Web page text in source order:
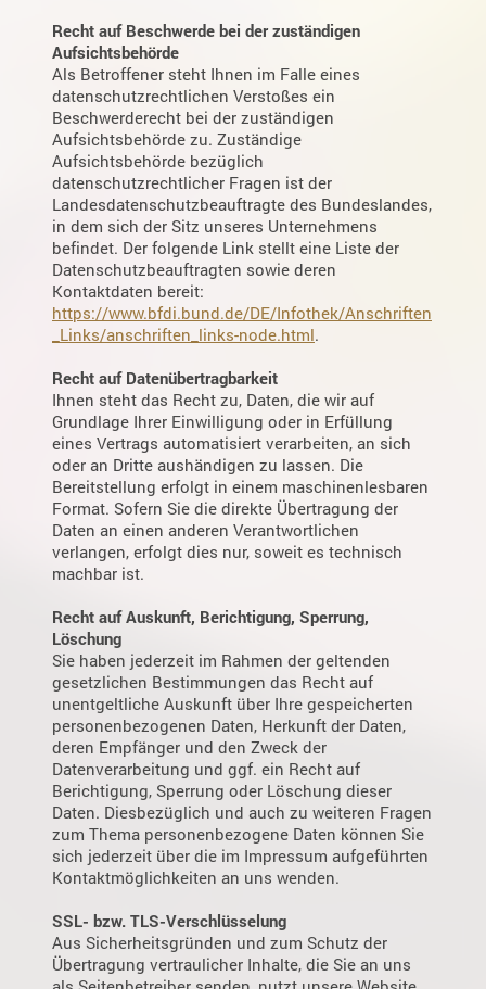
Recht auf Beschwerde bei der zuständigen
Aufsichtsbehörde
Als Betroffener steht Ihnen im Falle eines
datenschutzrechtlichen Verstoßes ein
Beschwerderecht bei der zuständigen
Aufsichtsbehörde zu. Zuständige
Aufsichtsbehörde bezüglich
datenschutzrechtlicher Fragen ist der
Landesdatenschutzbeauftragte des Bundeslandes,
in dem sich der Sitz unseres Unternehmens
befindet. Der folgende Link stellt eine Liste der
Datenschutzbeauftragten sowie deren
Kontaktdaten bereit:
https://www.bfdi.bund.de/DE/Infothek/Anschriften
_Links/anschriften_links-node.html.
Recht auf Datenübertragbarkeit
Ihnen steht das Recht zu, Daten, die wir auf
Grundlage Ihrer Einwilligung oder in Erfüllung
eines Vertrags automatisiert verarbeiten, an sich
oder an Dritte aushändigen zu lassen. Die
Bereitstellung erfolgt in einem maschinenlesbaren
Format. Sofern Sie die direkte Übertragung der
Daten an einen anderen Verantwortlichen
verlangen, erfolgt dies nur, soweit es technisch
machbar ist.
Recht auf Auskunft, Berichtigung, Sperrung,
Löschung
Sie haben jederzeit im Rahmen der geltenden
gesetzlichen Bestimmungen das Recht auf
unentgeltliche Auskunft über Ihre gespeicherten
personenbezogenen Daten, Herkunft der Daten,
deren Empfänger und den Zweck der
Datenverarbeitung und ggf. ein Recht auf
Berichtigung, Sperrung oder Löschung dieser
Daten. Diesbezüglich und auch zu weiteren Fragen
zum Thema personenbezogene Daten können Sie
sich jederzeit über die im Impressum aufgeführten
Kontaktmöglichkeiten an uns wenden.
SSL- bzw. TLS-Verschlüsselung
Aus Sicherheitsgründen und zum Schutz der
Übertragung vertraulicher Inhalte, die Sie an uns